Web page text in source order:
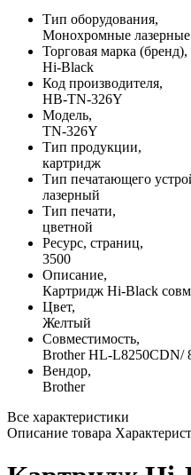
Тип оборудования,
Монохромные
Торговая марка (бренд),
Hi-Black
Код производителя,
HB-TN-326Y
Модель,
TN-326Y
Тип продукции,
картридж
Тип печатающего
лазерный
Тип печати,
цветной
Ресурс, страниц,
3500
Описание,
Картридж Hi-Black
Цвет,
Желтый
Совместимость,
Brother HL-L8250CDN/
Вендор,
Brother
Все характеристики
Описание товара